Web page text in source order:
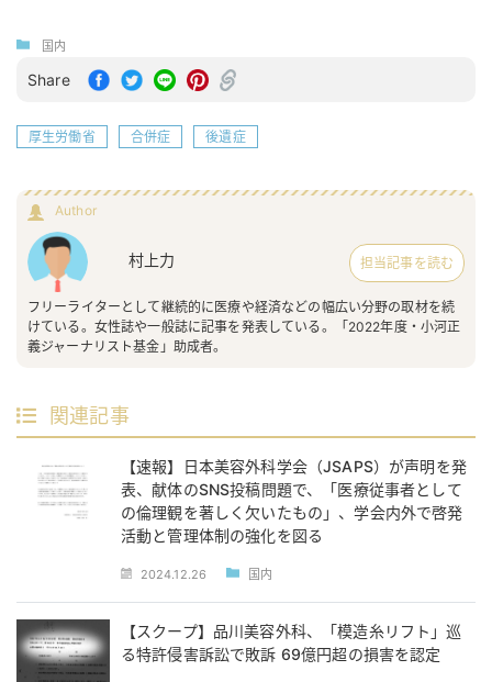
国内
Share
厚生労働省 合併症 後遺症
Author
村上力 担当記事を読む
フリーライターとして継続的に医療や経済などの幅広い分野の取材を続
けている。女性誌や一般誌に記事を発表している。「2022年度・小河正
義ジャーナリスト基金」助成者。
関連記事
【速報】日本美容外科学会（JSAPS）が声明を発
表、献体のSNS投稿問題で、「医療従事者として
の倫理観を著しく欠いたもの」、学会内外で啓発
活動と管理体制の強化を図る
2024.12.26 国内
【スクープ】品川美容外科、「模造糸リフト」巡
る特許侵害訴訟で敗訴 69億円超の損害を認定